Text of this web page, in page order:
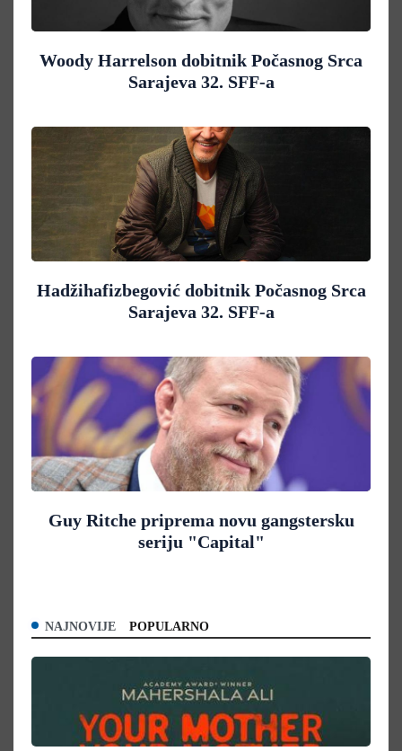
Woody Harrelson dobitnik Počasnog Srca
Sarajeva 32. SFF-a
Hadžihafizbegović dobitnik Počasnog Srca
Sarajeva 32. SFF-a
Guy Ritche priprema novu gangstersku
seriju "Capital"
NAJNOVIJE POPULARNO